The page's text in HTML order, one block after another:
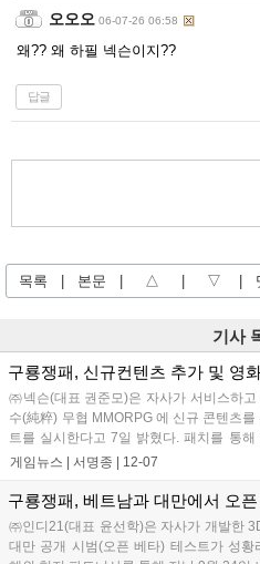
오오오 06-07-26 06:58
왜?? 왜 하필 넥슨이지??
답글
목록 본문 △ ▽
기사
구룡쟁패, 신규컨텐츠 추가 및 영
㈜넥슨(대표 권준모)은 자사가 서비스하
수(純粹) 무협 MMORPG 에 신규 콘텐츠
트를 실시한다고 7일 밝혔다. 패치를 통해
중국의 명의(名醫) ‘화...
게임뉴스 | 서명종 12-07
구룡쟁패, 베트남과 대만에서 오
㈜인디21(대표 윤선학)은 자사가 개발한
대만 공개 시범(오픈 베타) 테스트가 성